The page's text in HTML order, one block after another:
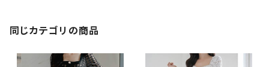
C-OSS0249
同じカテゴリの商品